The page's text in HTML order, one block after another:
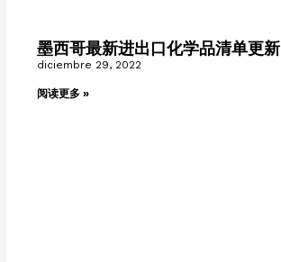
墨西哥最新进出口化学品清单更新
diciembre 29, 2022
阅读更多 »